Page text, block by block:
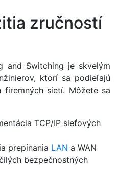
zručností
and Switching je skvelým
ktorí sa podieľajú
firemných sietí. Môžete sa
TCP/IP sieťových
prepínania LAN a WAN
bezpečnostných